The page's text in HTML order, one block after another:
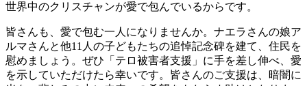
世界中のクリスチャンが愛で包んでいるからです。
皆さんも、愛で包む一人になりませんか。ナエラさんの娘ア
ルマさんと他11人の子どもたちの追悼記念碑を建て、住民を
慰めましょう。ぜひ「テロ被害者支援」に手を差し伸べ、愛
を示していただけたら幸いです。皆さんのご支援は、暗闇に